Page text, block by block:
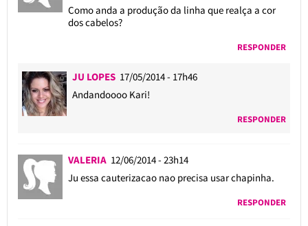
Como anda a produção da linha que realça a cor
dos cabelos?
RESPONDER
JU LOPES 17/05/2014 - 17h46
Andandoooo Kari!
RESPONDER
VALERIA 12/06/2014 - 23h14
Ju essa cauterizacao nao precisa usar chapinha.
RESPONDER